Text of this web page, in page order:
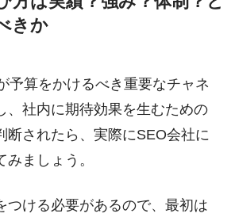
き か
予算をかけるべき重要なチャネ
、社内に期待効果を生むための
断されたら、実際にSEO会社に
ましょう。
つける必要があるので、最初は